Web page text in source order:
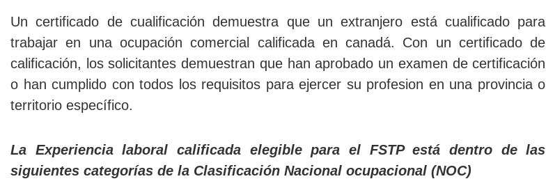
Un certificado de cualificación demuestra que un extranjero está cualificado para
trabajar en una ocupación comercial calificada en canadá. Con un certificado de
calificación, los solicitantes demuestran que han aprobado un examen de certificación
o han cumplido con todos los requisitos para ejercer su profesion en una provincia o
territorio específico.
La Experiencia laboral calificada elegible para el FSTP está dentro de las
siguientes categorías de la Clasificación Nacional ocupacional (NOC)